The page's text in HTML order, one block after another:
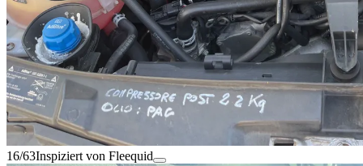
16/63Inspiziert von Fleequid